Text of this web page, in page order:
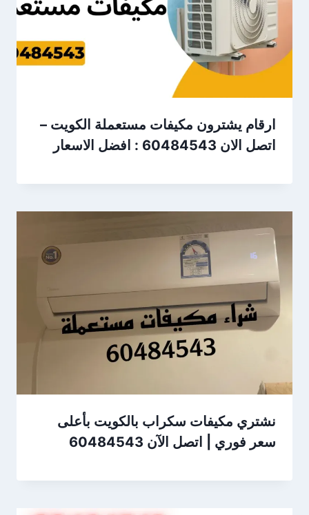
ارقام يشترون مكيفات مستعملة الكويت –
اتصل الان 60484543 : افضل الاسعار
نشتري مكيفات سكراب بالكويت بأعلى
سعر فوري | اتصل الآن 60484543